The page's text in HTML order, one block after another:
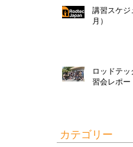
講習スケジ
月）
ロッドテ
習会レポ
カテゴリー